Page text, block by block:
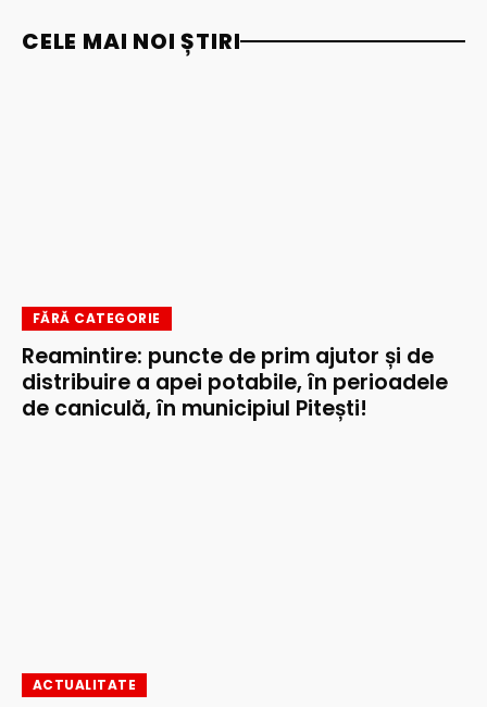
CELE MAI NOI ȘTIRI
FĂRĂ CATEGORIE
Reamintire: puncte de prim ajutor și de
distribuire a apei potabile, în perioadele
de caniculă, în municipiul Pitești!
ACTUALITATE